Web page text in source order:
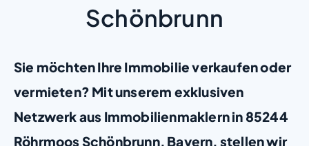
Schönbrunn
Sie möchten Ihre Immobilie verkaufen oder
vermieten? Mit unserem exklusiven
Netzwerk aus Immobilienmaklern in 85244
Röhrmoos Schönbrunn, Bayern, stellen wir